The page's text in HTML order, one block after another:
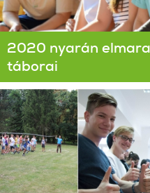
2020 nyarán
táborai